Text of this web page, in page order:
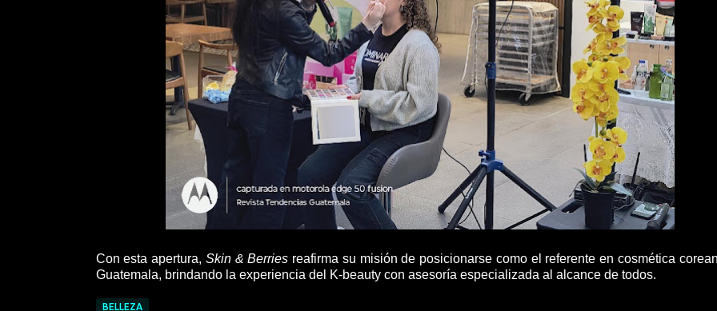
Con esta apertura, Skin & Berries reafirma su misión de posicionarse como el referente en cosmética
Guatemala, brindando la experiencia del K-beauty con asesoría especializada al alcance de todos.
BELLEZA